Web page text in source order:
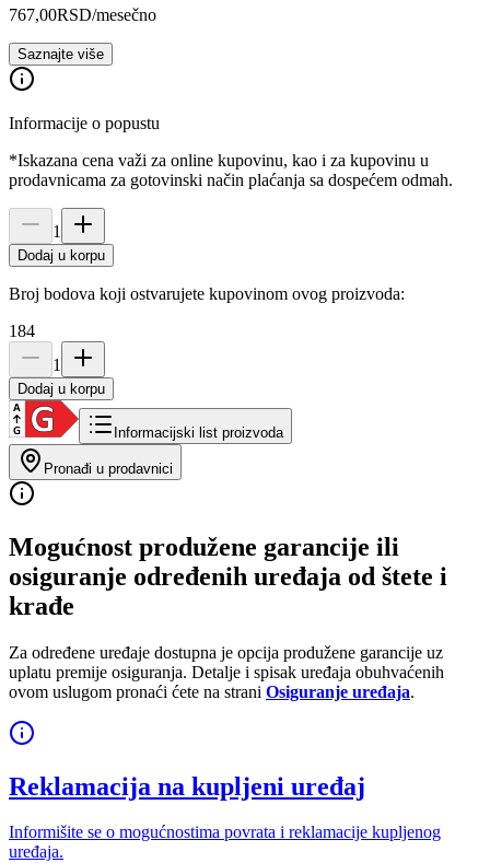
767,00RSD/mesečno
Saznajte više
Informacije o popustu
*Iskazana cena važi za online kupovinu, kao i za kupovinu u
prodavnicama za gotovinski način plaćanja sa dospećem odmah.
1
Dodaj u korpu
Broj bodova koji ostvarujete kupovinom ovog proizvoda:
184
1
Dodaj u korpu
Informacijski list proizvoda
Pronađi u prodavnici
Mogućnost produžene garancije ili
osiguranje određenih uređaja od štete i
krađe
Za određene uređaje dostupna je opcija produžene garancije uz
uplatu premije osiguranja. Detalje i spisak uređaja obuhvaćenih
ovom uslugom pronaći ćete na strani Osiguranje uređaja.
Reklamacija na kupljeni uređaj
Informišite se o mogućnostima povrata i reklamacije kupljenog
uređaja.